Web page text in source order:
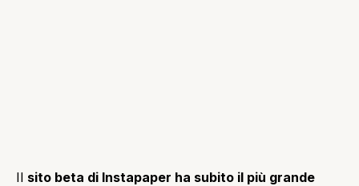
Il sito beta di Instapaper ha subito il più grande